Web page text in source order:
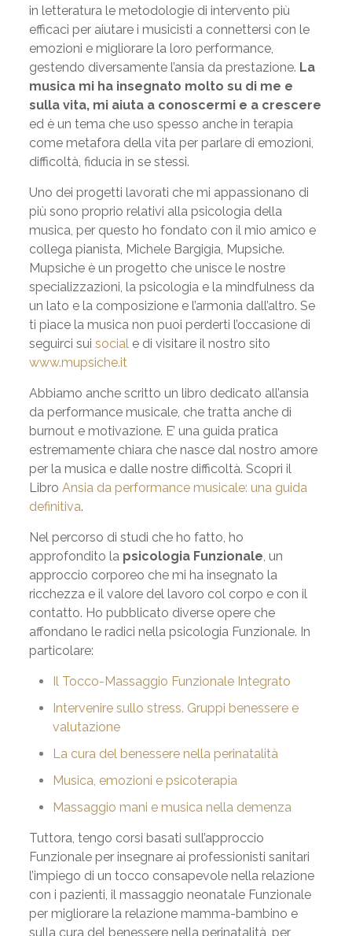
in letteratura le metodologie di intervento più
efficaci per aiutare i musicisti a connettersi con le
emozioni e migliorare la loro performance,
gestendo diversamente l’ansia da prestazione. La
musica mi ha insegnato molto su di me e
sulla vita, mi aiuta a conoscermi e a crescere
ed è un tema che uso spesso anche in terapia
come metafora della vita per parlare di emozioni,
difficoltà, fiducia in se stessi.
Uno dei progetti lavorati che mi appassionano di
più sono proprio relativi alla psicologia della
musica, per questo ho fondato con il mio amico e
collega pianista, Michele Bargigia, Mupsiche.
Mupsiche è un progetto che unisce le nostre
specializzazioni, la psicologia e la mindfulness da
un lato e la composizione e l’armonia dall’altro. Se
ti piace la musica non puoi perderti l’occasione di
seguirci sui social e di visitare il nostro sito
www.mupsiche.it
Abbiamo anche scritto un libro dedicato all’ansia
da performance musicale, che tratta anche di
burnout e motivazione. E’ una guida pratica
estremamente chiara che nasce dal nostro amore
per la musica e dalle nostre difficoltà. Scopri il
Libro Ansia da performance musicale: una guida
definitiva.
Nel percorso di studi che ho fatto, ho
approfondito la psicologia Funzionale , un
approccio corporeo che mi ha insegnato la
ricchezza e il valore del lavoro col corpo e con il
contatto. Ho pubblicato diverse opere che
affondano le radici nella psicologia Funzionale. In
particolare:
Il Tocco-Massaggio Funzionale Integrato
Intervenire sullo stress. Gruppi benessere e
valutazione
La cura del benessere nella perinatalità
Musica, emozioni e psicoterapia
Massaggio mani e musica nella demenza
Tuttora, tengo corsi basati sull’approccio
Funzionale per insegnare ai professionisti sanitari
l’impiego di un tocco consapevole nella relazione
con i pazienti, il massaggio neonatale Funzionale
per migliorare la relazione mamma-bambino e
sulla cura del benessere nella perinatalità, per